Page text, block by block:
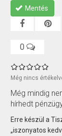
Mentés
0
Még nincs
Még mindig
hírhedt
Erre készül a
„iszonyatos